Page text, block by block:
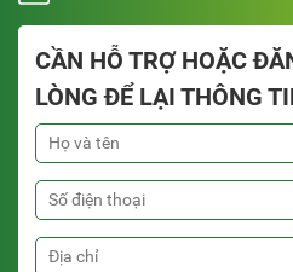
CẦN HỖ TRỢ HOẶC
LÒNG ĐỂ LẠI THÔNG